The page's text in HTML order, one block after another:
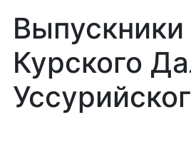
Выпускники
Курского